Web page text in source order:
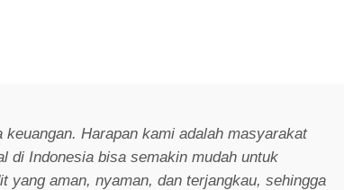
keuangan. Harapan kami adalah masyarakat
di Indonesia bisa semakin mudah untuk
yang aman, nyaman, dan terjangkau, sehingga